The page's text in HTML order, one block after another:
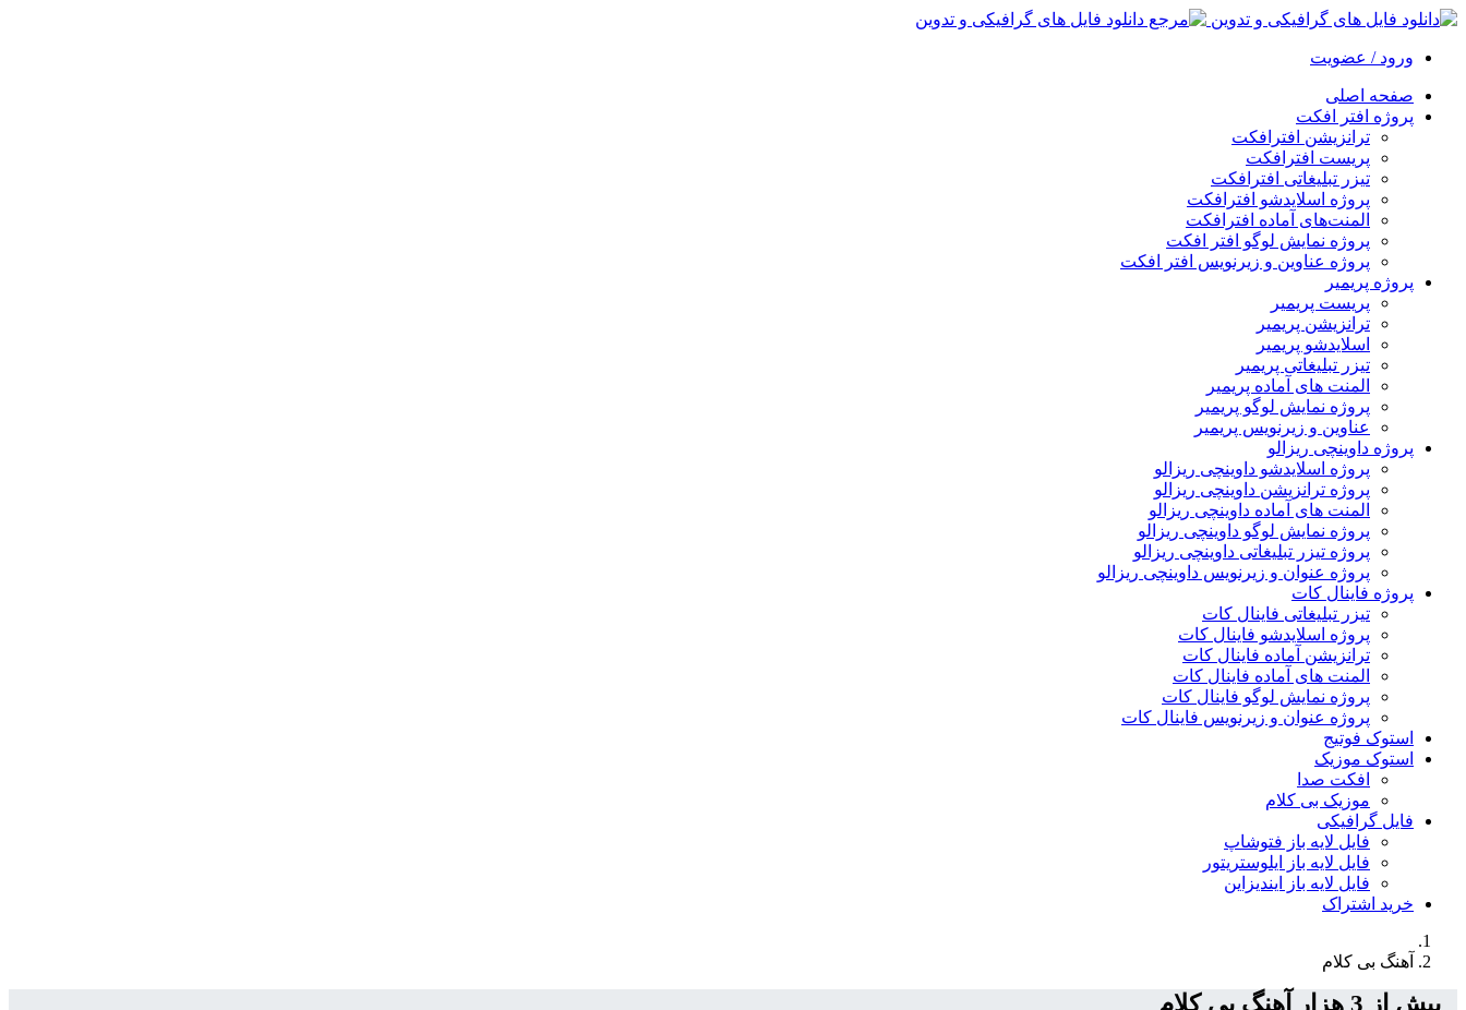
ورود / عضویت
صفحه اصلی
پروژه افتر افکت
ترانزیشن افترافکت
پریست افترافکت
تیزر تبلیغاتی افترافکت
پروژه اسلایدشو افترافکت
المنت‌های آماده افترافکت
پروژه نمایش لوگو افتر افکت
پروژه عناوین و زیرنویس افتر افکت
پروژه پریمیر
پریست پریمیر
ترانزیشن پریمیر
اسلایدشو پریمیر
تیزر تبلیغاتی پریمیر
المنت های آماده پریمیر
پروژه نمایش لوگو پریمیر
عناوین و زیرنویس پریمیر
پروژه داوینچی ریزالو
پروژه اسلایدشو داوینچی ریزالو
پروژه ترانزیشن داوینچی ریزالو
المنت های آماده داوینچی ریزالو
پروژه نمایش لوگو داوینچی ریزالو
پروژه تیزر تبلیغاتی داوینچی ریزالو
پروژه عنوان و زیرنویس داوینچی ریزالو
پروژه فاینال کات
تیزر تبلیغاتی فاینال کات
پروژه اسلایدشو فاینال کات
ترانزیشن آماده فاینال کات
المنت های آماده فاینال کات
پروژه نمایش لوگو فاینال کات
پروژه عنوان و زیرنویس فاینال کات
استوک فوتیج
استوک موزیک
افکت صدا
موزیک بی کلام
فایل گرافیکی
فایل لایه باز فتوشاپ
فایل لایه باز ایلوستریتور
فایل لایه باز ایندیزاین
خرید اشتراک
آهنگ بی کلام
بیش از 3 هزار آهنگ بی کلام